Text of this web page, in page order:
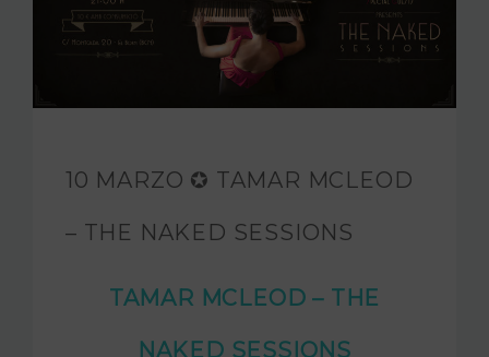
CENTRO SUPERIOR
CONTACTO
10 MARZO ✪ TAMAR MCLEOD
– THE NAKED SESSIONS
TAMAR MCLEOD – THE
NAKED SESSIONS